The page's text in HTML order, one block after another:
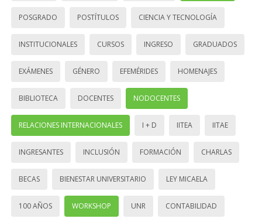
POSGRADO POSTÍTULOS CIENCIA Y TECNOLOGÍA
INSTITUCIONALES CURSOS INGRESO GRADUADOS
EXÁMENES GÉNERO EFEMÉRIDES HOMENAJES
BIBLIOTECA DOCENTES NODOCENTES
RELACIONES INTERNACIONALES I + D IITEA IITAE
INGRESANTES INCLUSIÓN FORMACIÓN CHARLAS
BECAS BIENESTAR UNIVERSITARIO LEY MICAELA
100 AÑOS WORKSHOP UNR CONTABILIDAD